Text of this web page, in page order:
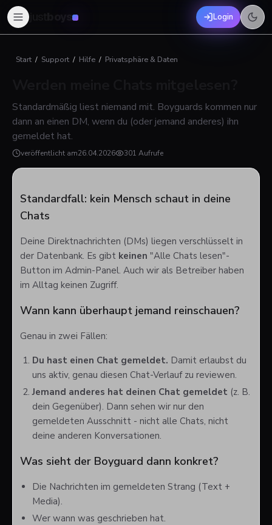
boys Login
Start / Support / Hilfe / Privatsphäre & Daten
Standardmäßig liest niemand mit. Boyguards kommen nur
dann an einen DM, wenn du (oder jemand anderes) ihn
gemeldet hat.
veröffentlicht am26.04.2026 301 Aufrufe
Standardfall: kein Mensch schaut in deine
Chats
Deine Direktnachrichten (DMs) liegen verschlüsselt in
der Datenbank. Es gibt keinen "Alle Chats lesen"-
Button im Admin-Panel. Auch wir als Betreiber haben
im Alltag keinen Zugriff.
Wann kann überhaupt jemand reinschauen?
Genau in zwei Fällen:
Du hast einen Chat gemeldet. Damit erlaubst du
uns aktiv, genau diesen Chat-Verlauf zu reviewen.
Jemand anderes hat deinen Chat gemeldet (z. B.
dein Gegenüber). Dann sehen wir nur den
gemeldeten Ausschnitt - nicht alle Chats, nicht
deine anderen Konversationen.
Was sieht der Boyguard dann konkret?
Die Nachrichten im gemeldeten Strang (Text +
Media).
Wer wann was geschrieben hat.